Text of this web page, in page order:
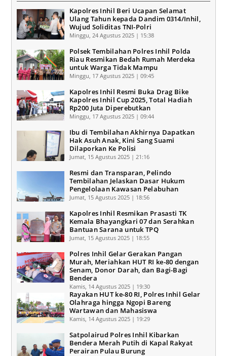
Kapolres Inhil Beri Ucapan Selamat
Ulang Tahun kepada Dandim 0314/Inhil,
Wujud Soliditas TNI-Polri
Minggu, 24 Agustus 2025 | 15:38
Polsek Tembilahan Polres Inhil Polda
Riau Resmikan Bedah Rumah Merdeka
untuk Warga Tidak Mampu
Minggu, 17 Agustus 2025 | 09:45
Kapolres Inhil Resmi Buka Drag Bike
Kapolres Inhil Cup 2025, Total Hadiah
Rp200 Juta Diperebutkan
Minggu, 17 Agustus 2025 | 09:44
Ibu di Tembilahan Akhirnya Dapatkan
Hak Asuh Anak, Kini Sang Suami
Dilaporkan Ke Polisi
Jumat, 15 Agustus 2025 | 21:16
Resmi dan Transparan, Pelindo
Tembilahan Jelaskan Dasar Hukum
Pengelolaan Kawasan Pelabuhan
Jumat, 15 Agustus 2025 | 18:56
Kapolres Inhil Resmikan Prasasti TK
Kemala Bhayangkari 07 dan Serahkan
Bantuan Sarana untuk TPQ
Jumat, 15 Agustus 2025 | 18:55
Polres Inhil Gelar Gerakan Pangan
Murah, Meriahkan HUT RI ke-80 dengan
Senam, Donor Darah, dan Bagi-Bagi
Bendera
Kamis, 14 Agustus 2025 | 19:30
Rayakan HUT ke-80 RI, Polres Inhil Gelar
Olahraga hingga Ngopi Bareng
Wartawan dan Mahasiswa
Kamis, 14 Agustus 2025 | 19:29
Satpolairud Polres Inhil Kibarkan
Bendera Merah Putih di Kapal Rakyat
Perairan Pulau Burung